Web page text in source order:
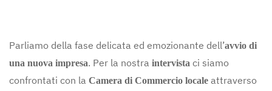
Parliamo della fase delicata ed emozionante dell’avvio di
una nuova impresa. Per la nostra intervista ci siamo
confrontati con la Camera di Commercio locale attraverso